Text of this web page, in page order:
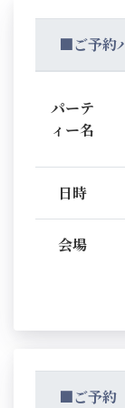
■ご予約
パーテ
ィー名
日時
会場
■ご予約